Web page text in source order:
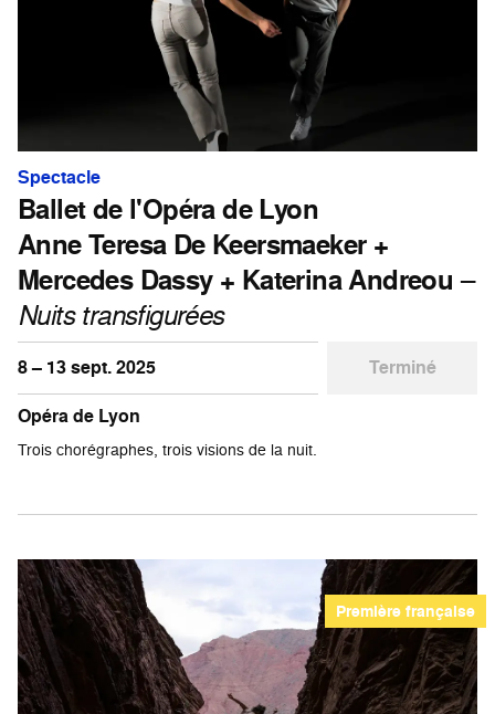
Spectacle
Ballet de l'Opéra de Lyon
Anne Teresa De Keersmaeker +
Mercedes Dassy + Katerina Andreou –
Nuits transfigurées
8 – 13 sept. 2025
Terminé
Opéra de Lyon
Trois chorégraphes, trois visions de la nuit.
Première française